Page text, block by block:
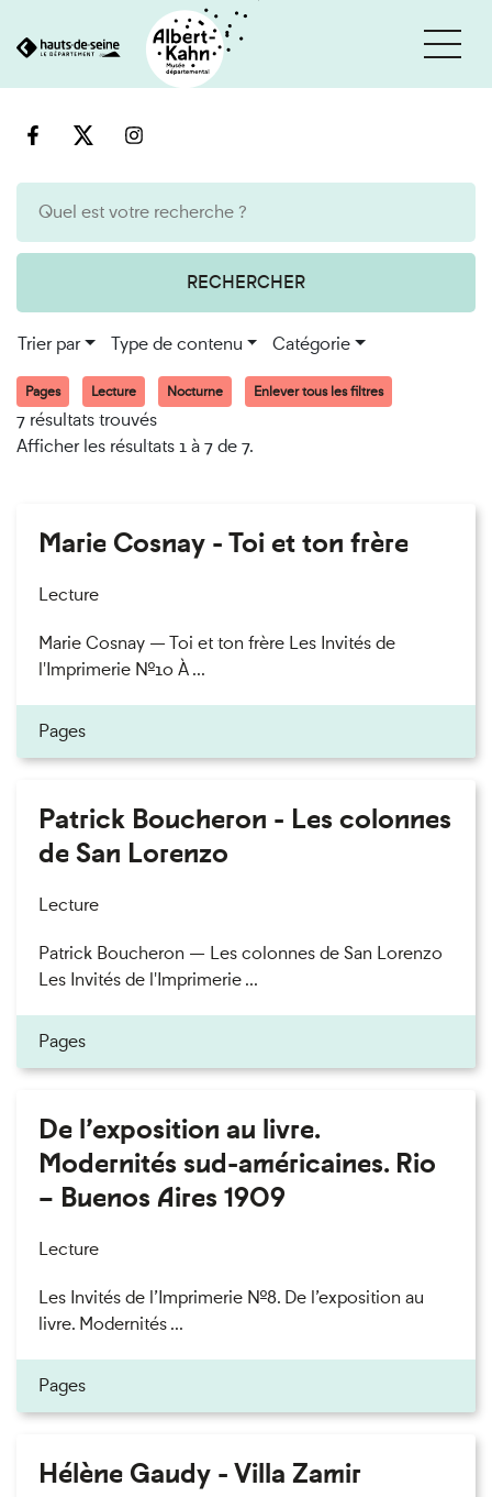
au
RECHERCHER
Trier par Type de contenu Catégorie
Pages Lecture Nocturne Enlever tous les filtres
7 résultats trouvés
Afficher les résultats 1 à 7 de 7.
Marie Cosnay - Toi et ton frère
Lecture
Marie Cosnay — Toi et ton frère Les Invités de
l'Imprimerie n°10 À ...
Pages
Patrick Boucheron - Les colonnes
de San Lorenzo
Lecture
Patrick Boucheron — Les colonnes de San Lorenzo
Les Invités de l'Imprimerie ...
Pages
De l’exposition au livre.
Modernités sud-américaines. Rio
– Buenos Aires 1909
Lecture
Les Invités de l’Imprimerie n°8. De l’exposition au
livre. Modernités ...
Pages
Hélène Gaudy - Villa Zamir
Cookies et traceurs utilisés sur ce site